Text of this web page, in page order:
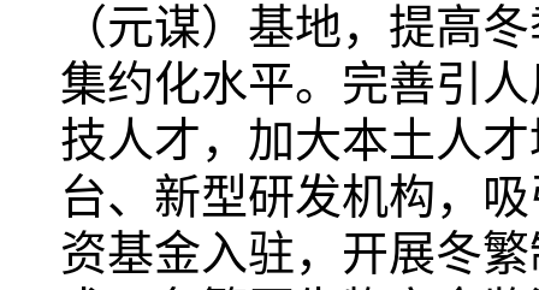
（元谋）基地，提高
集约化水平。完善引
技人才，加大本土人
台、新型研发机构，
资基金入驻，开展冬